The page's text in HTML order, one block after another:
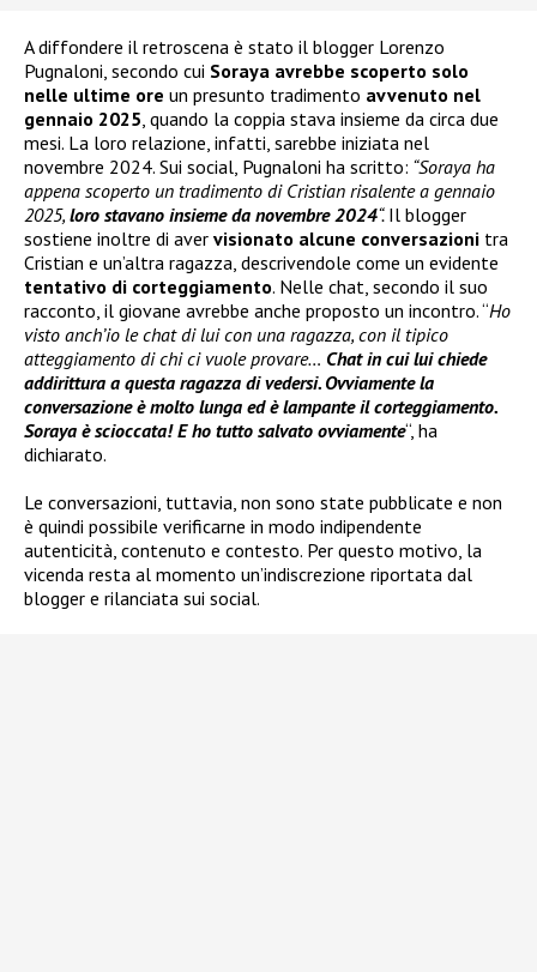
A diffondere il retroscena è stato il blogger Lorenzo
Pugnaloni, secondo cui Soraya avrebbe scoperto solo
nelle ultime ore un presunto tradimento avvenuto nel
gennaio 2025, quando la coppia stava insieme da circa due
mesi. La loro relazione, infatti, sarebbe iniziata nel
novembre 2024. Sui social, Pugnaloni ha scritto: “Soraya ha
appena scoperto un tradimento di Cristian risalente a gennaio
2025, loro stavano insieme da novembre 2024“. Il blogger
sostiene inoltre di aver visionato alcune conversazioni tra
Cristian e un’altra ragazza, descrivendole come un evidente
tentativo di corteggiamento. Nelle chat, secondo il suo
racconto, il giovane avrebbe anche proposto un incontro. “Ho
visto anch’io le chat di lui con una ragazza, con il tipico
atteggiamento di chi ci vuole provare… Chat in cui lui chiede
addirittura a questa ragazza di vedersi. Ovviamente la
conversazione è molto lunga ed è lampante il corteggiamento.
Soraya è scioccata! E ho tutto salvato ovviamente“, ha
dichiarato.
Le conversazioni, tuttavia, non sono state pubblicate e non
è quindi possibile verificarne in modo indipendente
autenticità, contenuto e contesto. Per questo motivo, la
vicenda resta al momento un’indiscrezione riportata dal
blogger e rilanciata sui social.